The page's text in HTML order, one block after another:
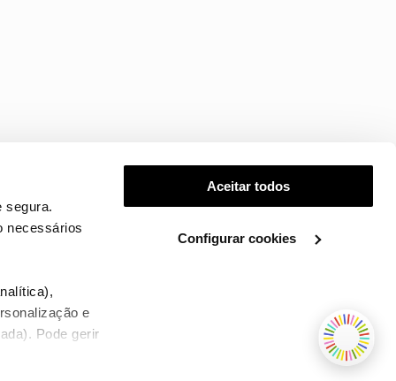
segura.
necessários
e
Pode gerir
Aceitar todos
Configurar cookies